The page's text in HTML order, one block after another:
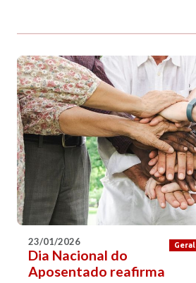
Geral
23/01/2026
Dia Nacional do
Aposentado reafirma